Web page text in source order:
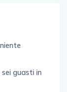
guasti in